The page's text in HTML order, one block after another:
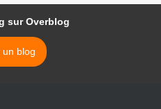
sur Overblog
un blog